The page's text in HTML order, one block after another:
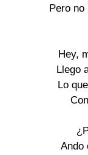
Pero
Hey,
Llego
Lo
Ando